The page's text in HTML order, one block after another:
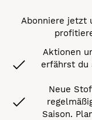
Abonniere jetzt
Aktionen
erfährst du
Neue
Saison.